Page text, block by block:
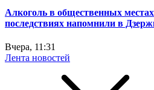
Алкоголь в общественных
последствиях напомнили в
Вчера, 11:31
Лента новостей